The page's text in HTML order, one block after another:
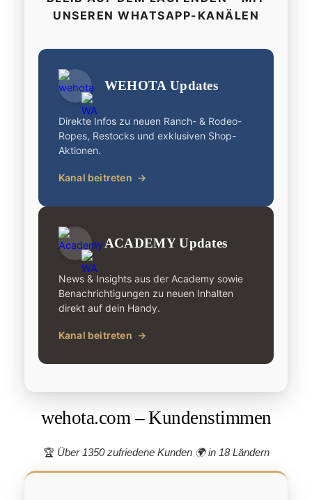
UNSEREN WHATSAPP-KANÄLEN
WEHOTA Updates
Direkte Infos zu neuen Ranch- & Rodeo-
Ropes, Restocks und exklusiven Shop-
Aktionen.
Kanal beitreten →
ACADEMY Updates
News & Insights aus der Academy sowie
Benachrichtigungen zu neuen Inhalten
direkt auf dein Handy.
Kanal beitreten →
wehota.com – Kundenstimmen
🏆 Über 1350 zufriedene Kunden 🌍 in 18 Ländern